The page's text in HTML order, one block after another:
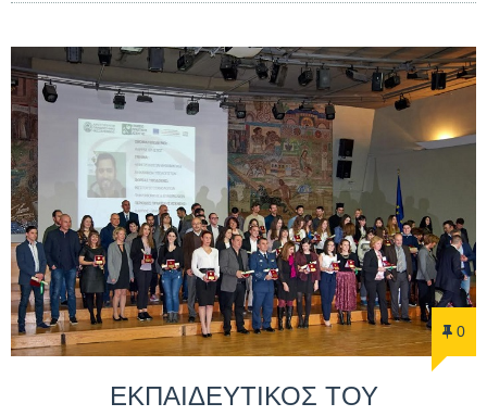
0
ΕΚΠΑΙΔΕΥΤΙΚΟΣ ΤΟΥ